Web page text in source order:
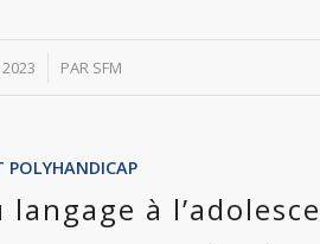
PAR SFM
POLYHANDICAP
à